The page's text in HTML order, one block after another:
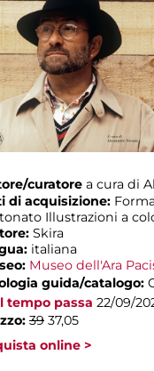
curatore a cura di
di acquisizione:
Illustrazioni a
Skira
italiana
Museo dell'Ara
guida/catalogo:
tempo passa 22/09/
39 37,05
online >